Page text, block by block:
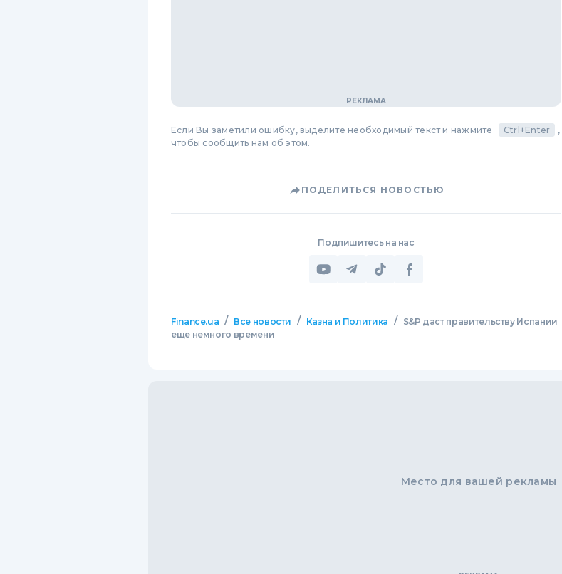
Если Вы заметили ошибку, выделите необходимый текст и нажмите Ctrl+Enter
,
чтобы сообщить нам об этом.
ПОДЕЛИТЬСЯ НОВОСТЬЮ
Подпишитесь на нас
Finance.ua / Все новости / Казна и Политика /
S&P даст правительству Испании
еще немного времени
Место для вашей рекламы